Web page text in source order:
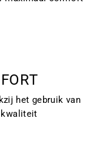
het gebruik van